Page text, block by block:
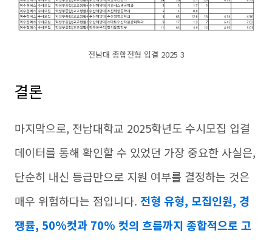
전남대 종합전형 입결 2025 3
결론
마지막으로, 전남대학교 2025학년도 수시모집 입결
데이터를 통해 확인할 수 있었던 가장 중요한 사실은,
단순히 내신 등급만으로 지원 여부를 결정하는 것은
매우 위험하다는 점입니다. 전형 유형, 모집인원, 경
쟁률, 50%컷과 70% 컷의 흐름까지 종합적으로 고